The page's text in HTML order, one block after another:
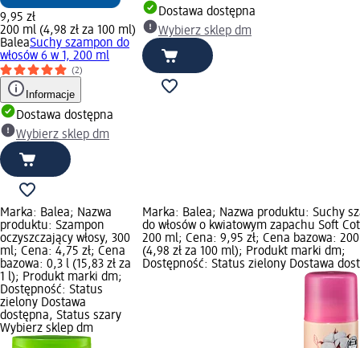
9,95 zł
200 ml (4,98 zł za 100 ml)
BaleaSuchy szampon do
włosów 6 w 1, 200 ml
(2)
Informacje
Dostawa dostępna
Wybierz sklep dm
Dostawa dostępna
Wybierz sklep dm
Marka: Balea; Nazwa
produktu: Szampon
oczyszczający włosy, 300
ml; Cena: 4,75 zł; Cena
bazowa: 0,3 l (15,83 zł za
1 l); Produkt marki dm;
Dostępność: Status
zielony Dostawa
dostępna, Status szary
Wybierz sklep dm
Marka: Balea; Nazwa produktu: Suchy
do włosów o kwiatowym zapachu Soft
200 ml; Cena: 9,95 zł; Cena bazowa:
(4,98 zł za 100 ml); Produkt marki dm;
Dostępność: Status zielony Dostawa